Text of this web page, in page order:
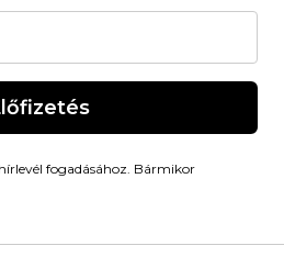
fogadásához. Bármikor